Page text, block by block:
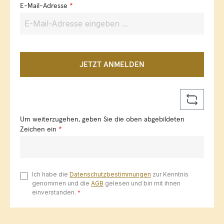
E-Mail-Adresse *
JETZT ANMELDEN
Um weiterzugehen, geben Sie die oben abgebildeten
Zeichen ein *
Ich habe die Datenschutzbestimmungen zur Kenntnis
genommen und die AGB gelesen und bin mit ihnen
einverstanden. *